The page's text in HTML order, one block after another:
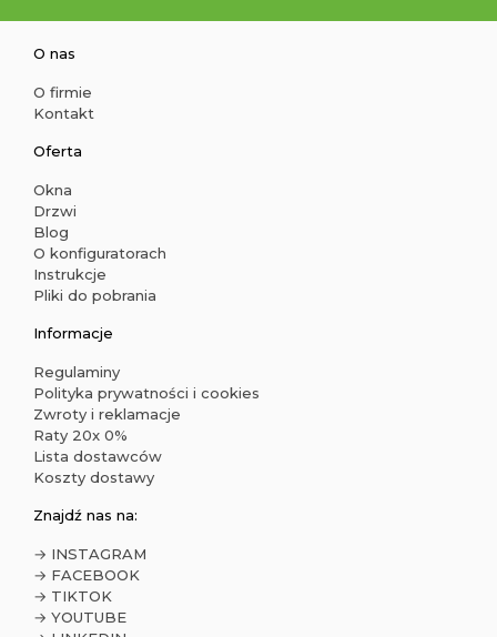
O nas
O firmie
Kontakt
Oferta
Okna
Drzwi
Blog
O konfiguratorach
Instrukcje
Pliki do pobrania
Informacje
Regulaminy
Polityka prywatności i cookies
Zwroty i reklamacje
Raty 20x 0%
Lista dostawców
Koszty dostawy
Znajdź nas na:
→ INSTAGRAM
→ FACEBOOK
→ TIKTOK
→ YOUTUBE